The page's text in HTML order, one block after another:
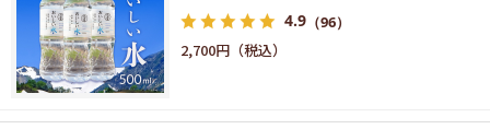
4.9 （96）
2,700円